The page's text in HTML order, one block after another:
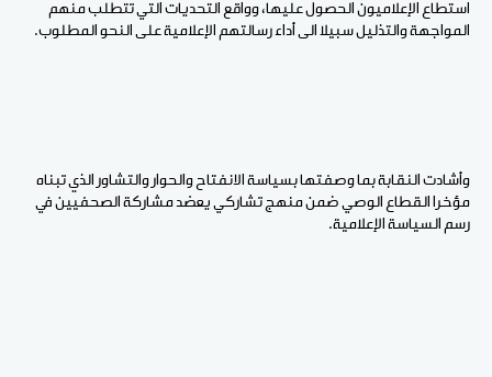
استطاع الإعلاميون الحصول عليها، وواقع التحديات التي تتطلب منهم
المواجهة والتذليل سبيلا الى أداء رسالتهم الإعلامية على النحو المطلوب.
وأشادت النقابة بما وصفتها بسياسة الانفتاح والحوار والتشاور الذي تبناه
مؤخرا القطاع الوصي ضمن منهج تشاركي يعضد مشاركة الصحفيين في
رسم السياسة الإعلامية.